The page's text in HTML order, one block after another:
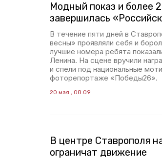
Модный показ и более
завершилась
В течение пяти дней в
весны» проявляли себя и
лучшие номера ребята
Ленина. На сцене вручили
и спели под национальные
фоторепортаже «Победы26».
20 мая , 08:09
В центре Ставрополя
ограничат движение